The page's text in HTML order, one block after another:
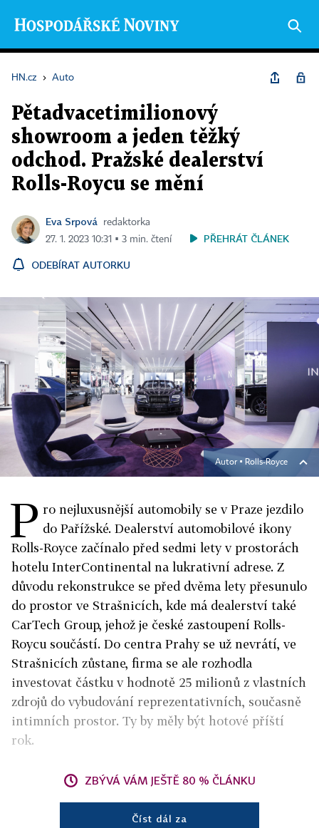
HN.cz › Auto
Pětadvacetimilionový
showroom a jeden těžký
odchod. Pražské dealerství
Rolls-Roycu se mění
Eva Srpová
redaktorka
27. 1. 2023 10:31 ▪ 3 min. čtení
PŘEHRÁT ČLÁNEK
ODEBÍRAT AUTORKU
Autor ▪ Rolls-Royce
P ro nejluxusnější automobily se v Praze jezdilo
do Pařížské. Dealerství automobilové ikony
Rolls-Royce začínalo před sedmi lety v prostorách
hotelu InterContinental na lukrativní adrese. Z
důvodu rekonstrukce se před dvěma lety přesunulo
do prostor ve Strašnicích, kde má dealerství také
CarTech Group, jehož je české zastoupení Rolls-
Roycu součástí. Do centra Prahy se už nevrátí, ve
Strašnicích zůstane, firma se ale rozhodla
investovat částku v hodnotě 25 milionů z vlastních
zdrojů do vybudování reprezentativních, současně
intimních prostor. Ty by měly být hotové příští
rok.
ZBÝVÁ VÁM JEŠTĚ 80 % ČLÁNKU
Číst dál za